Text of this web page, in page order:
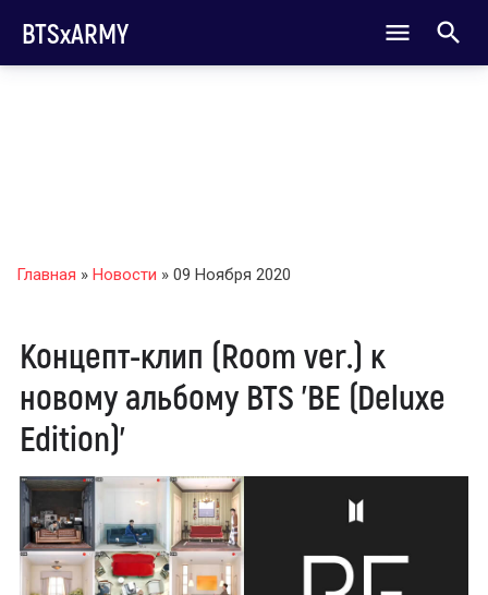
BTSxARMY
Главная » Новости » 09 Ноября 2020
Концепт-клип (Room ver.) к
новому альбому BTS 'BE (Deluxe
Edition)'